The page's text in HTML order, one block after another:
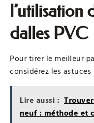
l’utilisation
dalles PVC
Pour tirer le meilleur
considérez les astuces
Lire aussi :
neuf : méthode et